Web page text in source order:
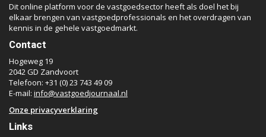
Dit online platform voor de vastgoedsector heeft als doel het bij
elkaar brengen van vastgoedprofessionals en het overdragen van
kennis in de gehele vastgoedmarkt.
Contact
Hogeweg 19
2042 GD Zandvoort
Telefoon: +31 (0) 23 743 49 09
E-mail: info@vastgoedjournaal.nl
Onze privacyverklaring
Links